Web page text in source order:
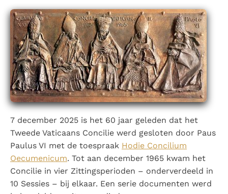
Berichten
Denzinger
Nieuwsbrief
Gebruiksvoorwaarden
Nieuwste Documenten
5. Het gebed van de Kerk
In Christus wordt onze honger vervuld
Leer de kostbare parel van Gods koninkrijk te
herkennen
Gods Koninkrijk groeit stilletjes door liefde, niet door
dwang
De mystiek. De mystieke verschijnselen en de
Berichten
Het Vaticaan publiceert een nieuwe Latijnse uitgave
van het Romeins martyrologium
Vaticaanse financiële waakhond verliest autonomie
7 december 2025 is het 60 jaar geleden dat het
Tweede Vaticaans Concilie werd gesloten door Paus
Paulus VI met de toespraak Hodie Concilium
Oecumenicum. Tot aan december 1965 kwam het
Concilie in vier Zittingsperioden – onderverdeeld in
10 Sessies – bij elkaar. Een serie documenten werd